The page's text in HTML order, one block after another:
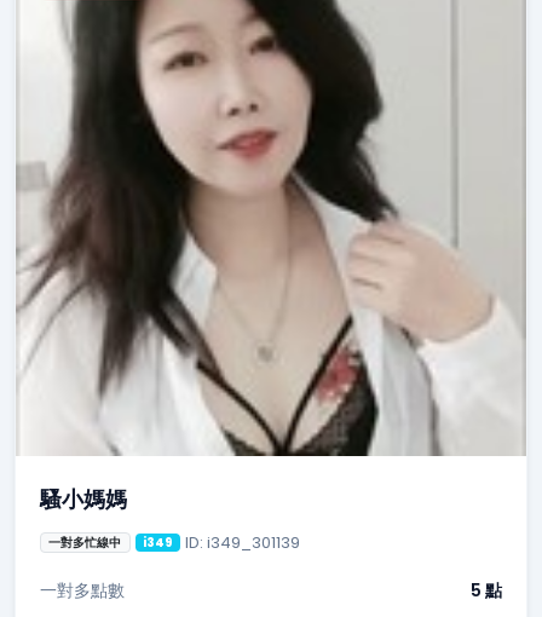
騷小媽媽
一對多忙線中 i349 ID: i349_301139
一對多點數 5 點